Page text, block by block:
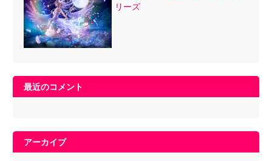
リーズ
最近のコメント
アーカイブ